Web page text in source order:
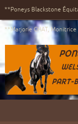
Passer
au
contenu
**Poneys Blackstone
**Marjorie CHAT,